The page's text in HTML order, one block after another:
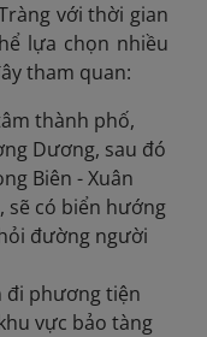
với thời gian
lựa chọn nhiều
tham quan:
thành phố,
Dương, sau đó
Biên - Xuân
sẽ có biển hướng
đường người
đi phương tiện
vực bảo tàng